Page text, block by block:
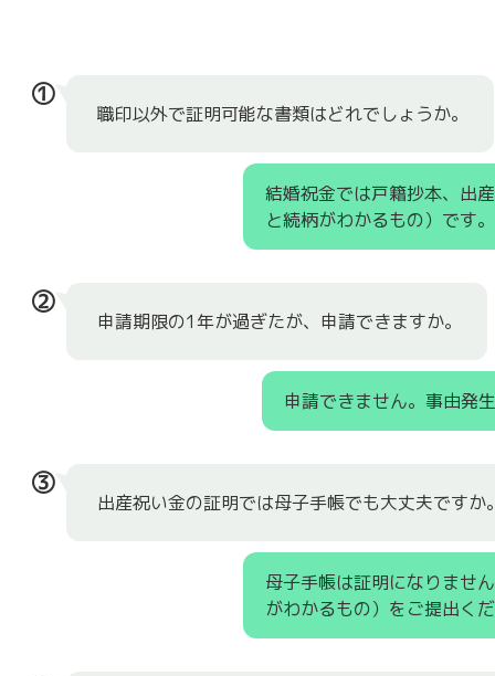
①
職印以外で証明可能な書類はどれでしょうか。
結婚祝金では戸籍抄本、出
と続柄がわかるもの）です。
②
申請期限の1年が過ぎたが、申請できますか。
申請できません。事由発
③
出産祝い金の証明では母子手帳でも大丈夫ですか
母子手帳は証明になりませ
がわかるもの）をご提出く